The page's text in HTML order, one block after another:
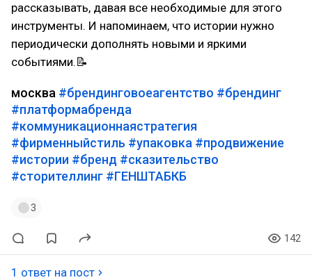
рассказывать, давая все необходимые для этого
инструменты. И напоминаем, что истории нужно
периодически дополнять новыми и яркими
событиями.📝
москва #брендинговоеагентство #брендинг
#платформабренда
#коммуникационнаястратегия
#фирменныйстиль #упаковка #продвижение
#истории #бренд #сказительство
#сторителлинг #ГЕНШТАБКБ
3
142
1 ответ на пост